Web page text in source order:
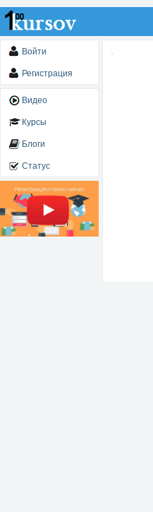
Войти
Регистрация
Видео
Курсы
Блоги
Статус